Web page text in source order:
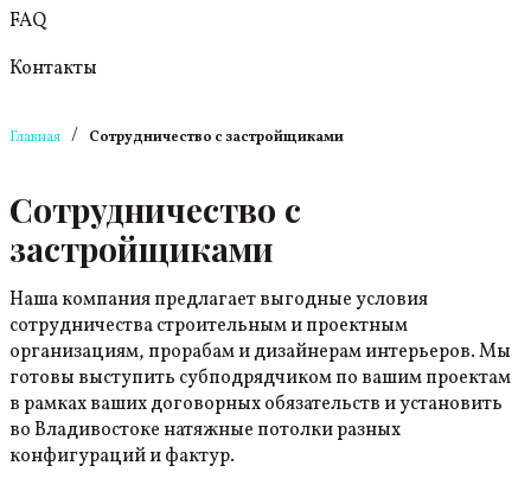
FAQ
Контакты
Главная / Сотрудничество с застройщиками
Сотрудничество с
застройщиками
Наша компания предлагает выгодные условия
сотрудничества строительным и проектным
организациям, прорабам и дизайнерам интерьеров. Мы
готовы выступить субподрядчиком по вашим проектам
в рамках ваших договорных обязательств и установить
во Владивостоке натяжные потолки разных
конфигураций и фактур.